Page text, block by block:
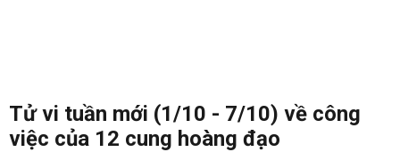
Tử vi tuần mới (1/10 - 7/10) về công
việc của 12 cung hoàng đạo